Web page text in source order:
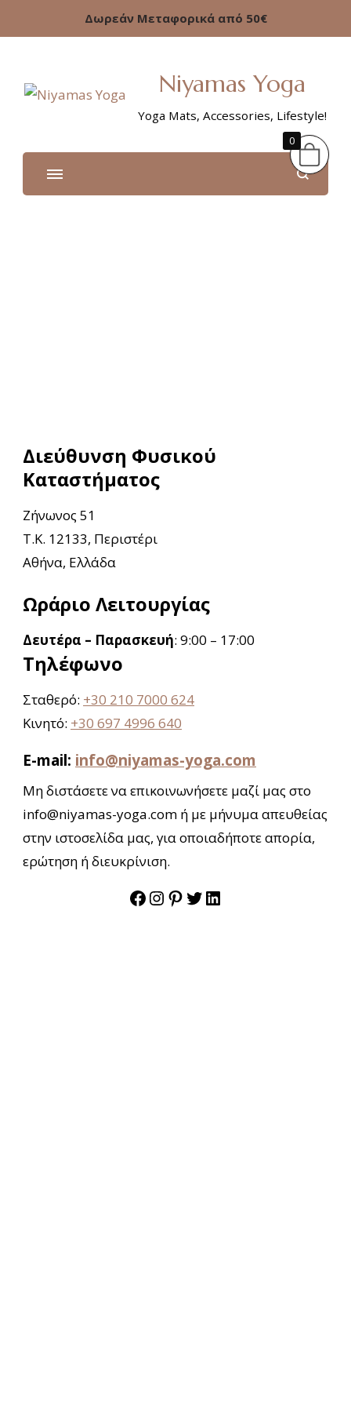
Δωρεάν Μεταφορικά από 50€
Niyamas Yoga
Yoga Mats, Accessories, Lifestyle!
Διεύθυνση Φυσικού
Καταστήματος
Ζήνωνος 51
Τ.Κ. 12133, Περιστέρι
Αθήνα, Ελλάδα
Ωράριο Λειτουργίας
Δευτέρα – Παρασκευή: 9:00 – 17:00
Τηλέφωνο
Σταθερό: +30 210 7000 624
Κινητό: +30 697 4996 640
E-mail: info@niyamas-yoga.com
Μη διστάσετε να επικοινωνήσετε μαζί μας στο
info@niyamas-yoga.com ή με μήνυμα απευθείας
στην ιστοσελίδα μας, για οποιαδήποτε απορία,
ερώτηση ή διευκρίνιση.
Facebook InstagramPinterest Twitter LinkedIn
0